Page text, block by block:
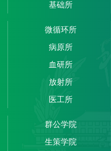
基础所
微循环所
病原所
血研所
放射所
医工所
群公学院
生策学院